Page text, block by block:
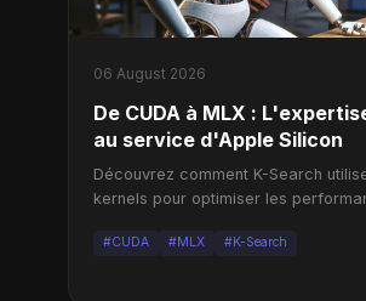
06 August 2026
De CUDA à MLX :
au service d'Apple Silicon
Découvrez comment K-Search
kernels pour optimiser les
#CUDA #MLX #K-Search